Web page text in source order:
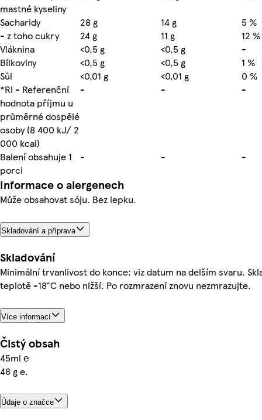
mastné kyseliny
Sacharidy
28 g 14 g
5 %
- z toho cukry
24 g 11 g
12 %
Vláknina
<0,5 g <0,5 g
-
Bílkoviny
<0,5 g <0,5 g
1 %
Sůl
<0,01 g <0,01 g
0 %
*RI - Referenční
hodnota příjmu u
průměrné dospělé
osoby (8 400 kJ/ 2
000 kcal)
- - -
Balení obsahuje 1
porci
- - -
Informace o alergenech
Může obsahovat sóju. Bez lepku.
Skladování a příprava
Skladování
Minimální trvanlivost do konce: viz datum na delším svaru.
teplotě -18°C nebo nižší. Po rozmrazení znovu nezmrazujte.
Více informací
Čistý obsah
45ml ℮
48 g e.
Údaje o značce